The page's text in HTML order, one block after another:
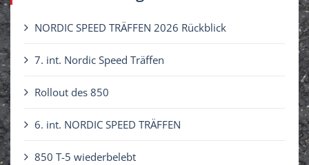
n
NORDIC SPEED TRÄFFEN 2026 Rückblick
7. int. Nordic Speed Träffen
Rollout des 850
6. int. NORDIC SPEED TRÄFFEN
850 T-5 wiederbelebt